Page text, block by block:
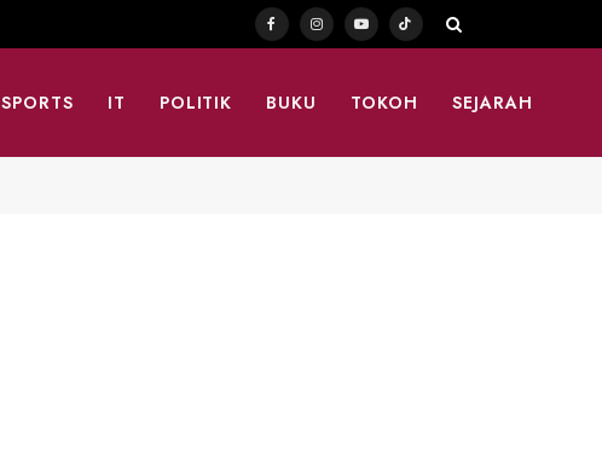
FacebookInstagramYouTubeTikTok
SPORTS IT POLITIK BUKU TOKOH SEJARAH